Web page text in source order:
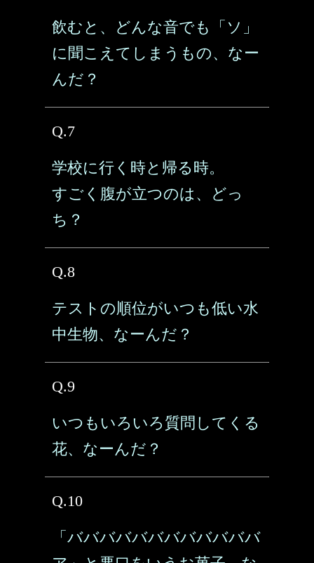
飲むと、どんな音でも「ソ」
に聞こえてしまうもの、なー
んだ？
Q.7
学校に行く時と帰る時。
すごく腹が立つのは、どっ
ち？
Q.8
テストの順位がいつも低い水
中生物、なーんだ？
Q.9
いつもいろいろ質問してくる
花、なーんだ？
Q.10
「ババババババババババババ